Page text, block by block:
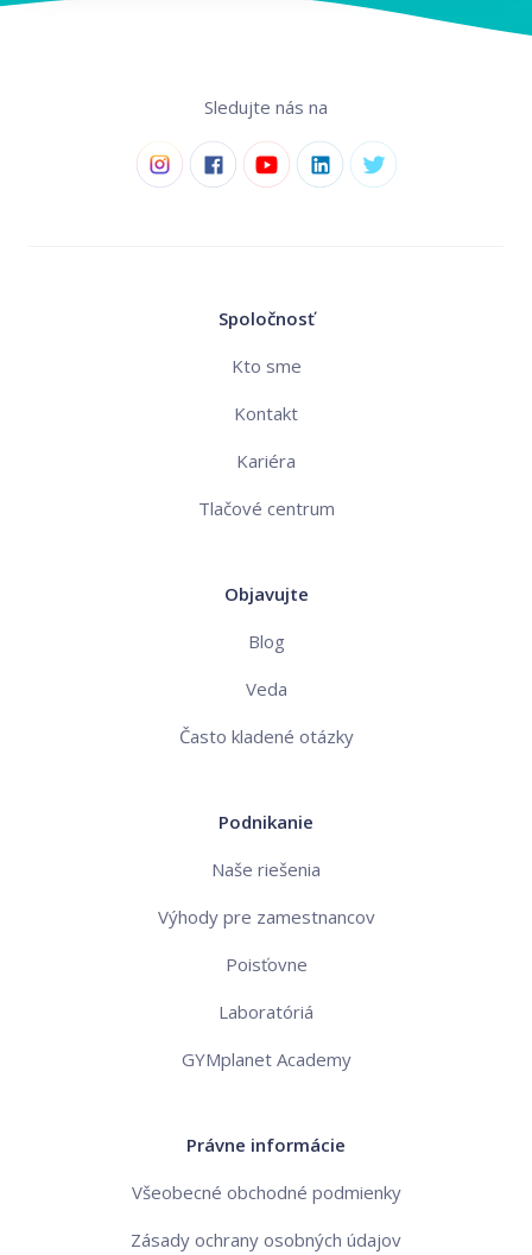
Sledujte nás na
Spoločnosť
Kto sme
Kontakt
Kariéra
Tlačové centrum
Objavujte
Blog
Veda
Často kladené otázky
Podnikanie
Naše riešenia
Výhody pre zamestnancov
Poisťovne
Laboratóriá
GYMplanet Academy
Právne informácie
Všeobecné obchodné podmienky
Zásady ochrany osobných údajov